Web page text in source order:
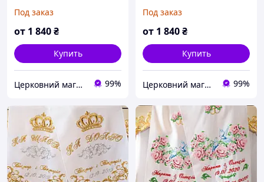
Под заказ
от 1 840₴
Купить
Церковний магазин "Трикірій" 99%
Под заказ
от 1 840₴
Купить
Церковний магазин "Трикірій" 99%